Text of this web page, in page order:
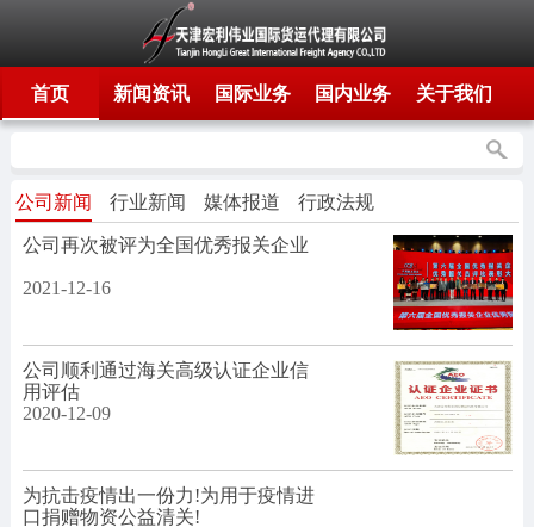
首页 新闻资讯 国际业务 国内业务 关于我们
公司新闻 行业新闻 媒体报道 行政法规
公司再次被评为全国优秀报关企业
2021-12-16
公司顺利通过海关高级认证企业信
用评估
2020-12-09
为抗击疫情出一份力!为用于疫情进
口捐赠物资公益清关!